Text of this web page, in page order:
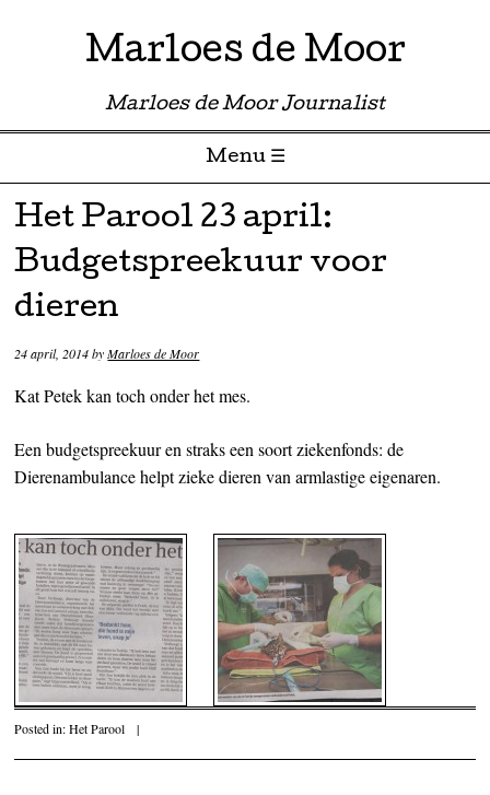
Marloes de Moor
Marloes de Moor Journalist
Menu ☰
Skip to content
Het Parool 23 april:
Budgetspreekuur voor
dieren
24 april, 2014byMarloes de Moor
Kat Petek kan toch onder het mes.
Een budgetspreekuur en straks een soort ziekenfonds: de
Dierenambulance helpt zieke dieren van armlastige eigenaren.
Posted in:Het Parool |